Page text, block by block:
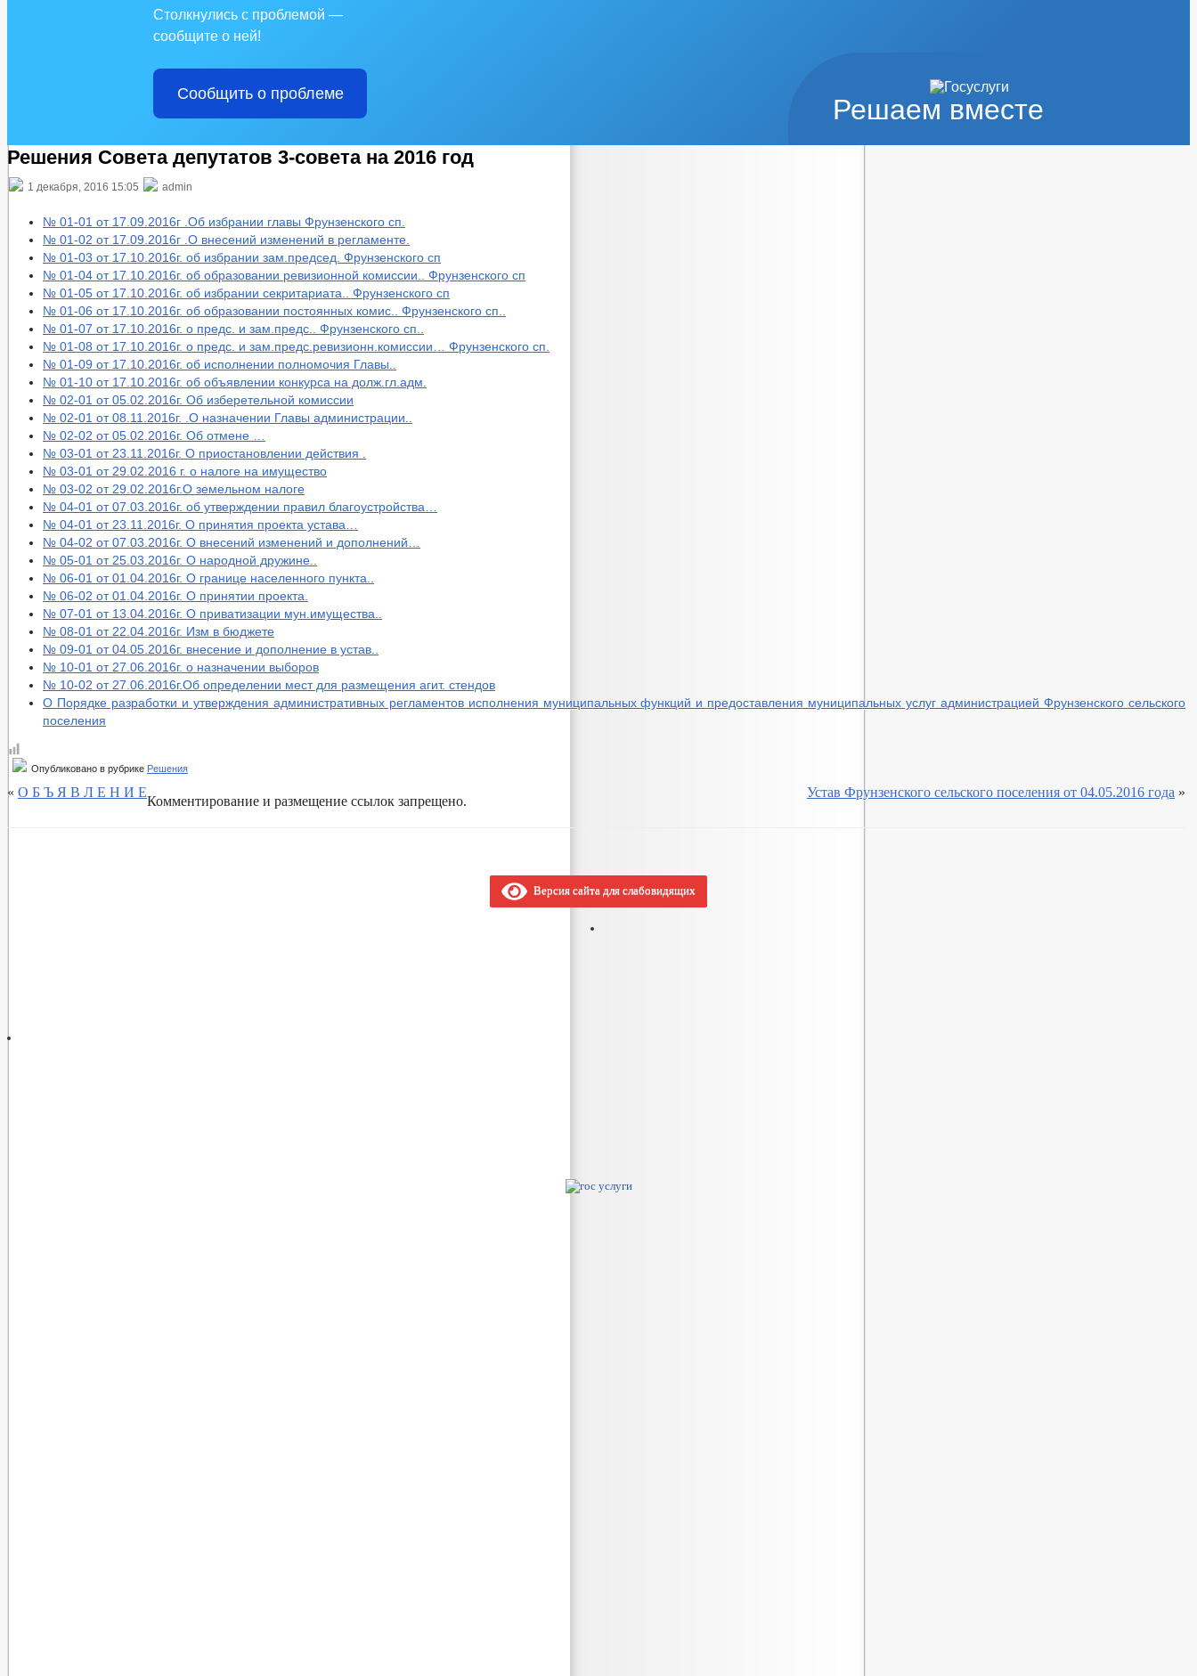
Решаем вместе
Столкнулись с проблемой —
сообщите о ней!
Сообщить о проблеме
Решения Совета депутатов 3-совета на 2016 год
1 декабря, 2016 15:05 admin
№ 01-01 от 17.09.2016г .Об избрании главы Фрунзенского сп.
№ 01-02 от 17.09.2016г .О внесений изменений в регламенте.
№ 01-03 от 17.10.2016г. об избрании зам.председ. Фрунзенского сп
№ 01-04 от 17.10.2016г. об образовании ревизионной комиссии.. Фрунзенского сп
№ 01-05 от 17.10.2016г. об избрании секритариата.. Фрунзенского сп
№ 01-06 от 17.10.2016г. об образовании постоянных комис.. Фрунзенского сп..
№ 01-07 от 17.10.2016г. о предс. и зам.предс.. Фрунзенского сп..
№ 01-08 от 17.10.2016г. о предс. и зам.предс.ревизионн.комиссии… Фрунзенского сп.
№ 01-09 от 17.10.2016г. об исполнении полномочия Главы..
№ 01-10 от 17.10.2016г. об объявлении конкурса на долж.гл.адм.
№ 02-01 от 05.02.2016г. Об изберетельной комиссии
№ 02-01 от 08.11.2016г. .О назначении Главы администрации..
№ 02-02 от 05.02.2016г. Об отмене …
№ 03-01 от 23.11.2016г. О приостановлении действия .
№ 03-01 от 29.02.2016 г. о налоге на имущество
№ 03-02 от 29.02.2016г.О земельном налоге
№ 04-01 от 07.03.2016г. об утверждении правил благоустройства…
№ 04-01 от 23.11.2016г. О принятия проекта устава…
№ 04-02 от 07.03.2016г. О внесений изменений и дополнений…
№ 05-01 от 25.03.2016г. О народной дружине..
№ 06-01 от 01.04.2016г. О границе населенного пункта..
№ 06-02 от 01.04.2016г. О принятии проекта.
№ 07-01 от 13.04.2016г. О приватизации мун.имущества..
№ 08-01 от 22.04.2016г. Изм в бюджете
№ 09-01 от 04.05.2016г. внесение и дополнение в устав..
№ 10-01 от 27.06.2016г. о назначении выборов
№ 10-02 от 27.06.2016г.Об определении мест для размещения агит. стендов
О Порядке разработки и утверждения административных регламентов исполнения муниципальных функций и предоставления муниципальных услуг администрацией Фрунзенского сельского
поселения
Опубликовано в рубрике Решения
« О Б Ъ Я В Л Е Н И Е Устав Фрунзенского сельского поселения от 04.05.2016 года »
Комментирование и размещение ссылок запрещено.
Версия сайта для слабовидящих